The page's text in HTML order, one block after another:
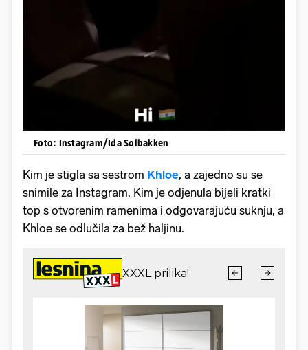
Foto: Instagram/Ida Solbakken
Kim je stigla sa sestrom Khloe, a zajedno su se
snimile za Instagram. Kim je odjenula bijeli kratki
top s otvorenim ramenima i odgovarajuću suknju, a
Khloe se odlučila za bež haljinu.